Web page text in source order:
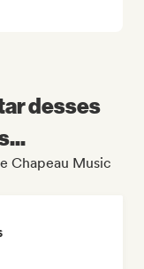
desses
Chapeau Music